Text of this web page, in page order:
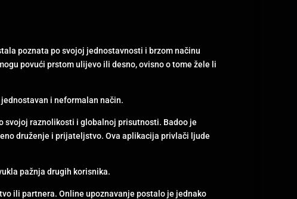
poznata po svojoj jednostavnosti i brzom načinu
povući prstom ulijevo ili desno, ovisno o tome žele li
i neformalan način.
svojoj raznolikosti i globalnoj prisutnosti. Badoo je
druženje i prijateljstvo. Ova aplikacija privlači ljude
pažnja drugih korisnika.
ili partnera. Online upoznavanje postalo je jednako